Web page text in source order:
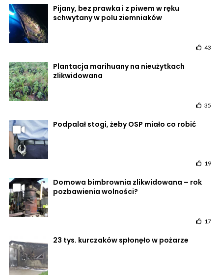
Pijany, bez prawka i z piwem w ręku
schwytany w polu ziemniaków
43
Plantacja marihuany na nieużytkach
zlikwidowana
35
Podpalał stogi, żeby OSP miało co robić
19
Domowa bimbrownia zlikwidowana – rok
pozbawienia wolności?
17
23 tys. kurczaków spłonęło w pożarze